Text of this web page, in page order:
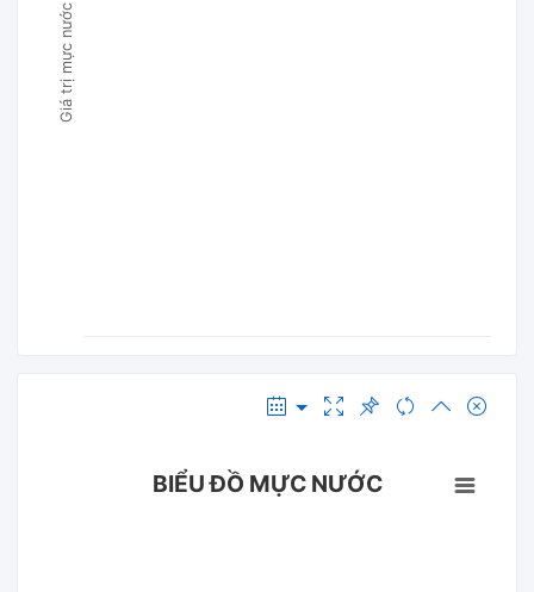
Giá trị mực nước
BIỂU ĐỒ MỰC NƯỚC